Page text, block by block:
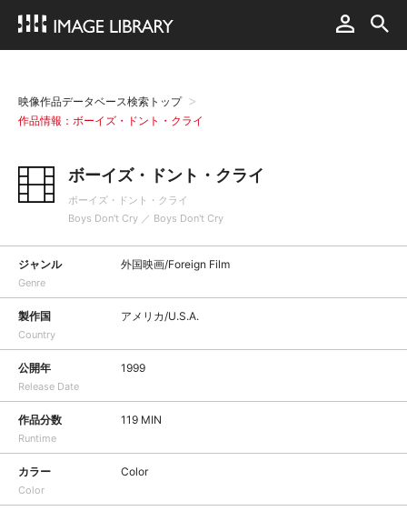
映像作品データベース検索トップ
作品情報：ボーイズ・ドント・クライ
ボーイズ・ドント・クライ
ボーイズ・ドント・クライ
Boys Don't Cry ／ Boys Don't Cry
ジャンル
Genre
外国映画/Foreign Film
製作国
Country
アメリカ/U.S.A.
公開年
Release Date
1999
作品分数
Runtime
119 MIN
カラー
Color
Color